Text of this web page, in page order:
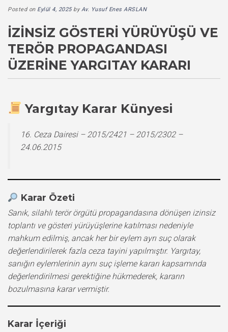
Posted on Eylül 4, 2025byAv. Yusuf Enes ARSLAN
İZINSIZ GÖSTERI YÜRÜYÜŞÜ VE
TERÖR PROPAGANDASI
ÜZERINE YARGITAY KARARI
Yargıtay Karar Künyesi
16. Ceza Dairesi – 2015/2421 – 2015/2302 –
24.06.2015
Karar Özeti
Sanık, silahlı terör örgütü propagandasına dönüşen izinsiz
toplantı ve gösteri yürüyüşlerine katılması nedeniyle
mahkum edilmiş, ancak her bir eylem ayrı suç olarak
değerlendirilerek fazla ceza tayini yapılmıştır. Yargıtay,
sanığın eylemlerinin aynı suç işleme kararı kapsamında
değerlendirilmesi gerektiğine hükmederek, kararın
bozulmasına karar vermiştir.
Karar İçeriği